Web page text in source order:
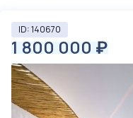
ID: 140670
1 800 000 ₽